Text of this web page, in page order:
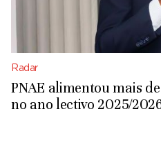
Radar
PNAE alimentou mais
no ano lectivo 2025/